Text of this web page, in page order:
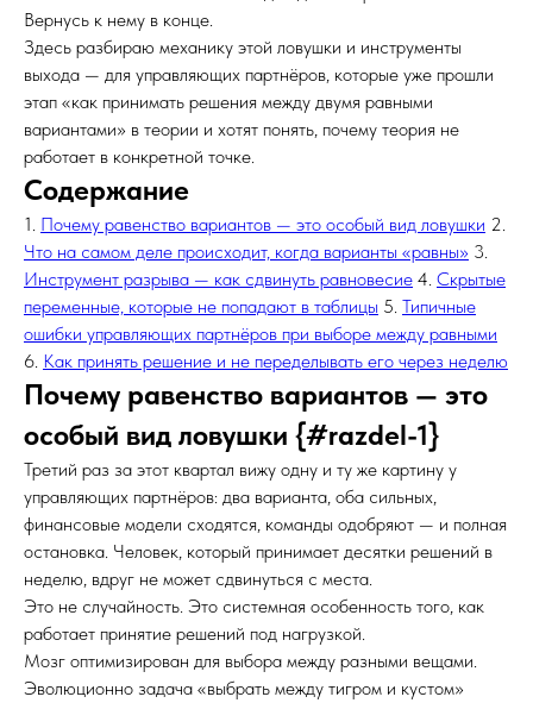
Вернусь к нему в конце.
Здесь разбираю механику этой ловушки и инструменты
выхода — для управляющих партнёров, которые уже прошли
этап «как принимать решения между двумя равными
вариантами» в теории и хотят понять, почему теория не
работает в конкретной точке.
Содержание
1. Почему равенство вариантов — это особый вид ловушки 2.
Что на самом деле происходит, когда варианты «равны» 3.
Инструмент разрыва — как сдвинуть равновесие 4. Скрытые
переменные, которые не попадают в таблицы 5. Типичные
ошибки управляющих партнёров при выборе между равными
6. Как принять решение и не переделывать его через неделю
Почему равенство вариантов — это
особый вид ловушки {#razdel-1}
Третий раз за этот квартал вижу одну и ту же картину у
управляющих партнёров: два варианта, оба сильных,
финансовые модели сходятся, команды одобряют — и полная
остановка. Человек, который принимает десятки решений в
неделю, вдруг не может сдвинуться с места.
Это не случайность. Это системная особенность того, как
работает принятие решений под нагрузкой.
Мозг оптимизирован для выбора между разными вещами.
Эволюционно задача «выбрать между тигром и кустом»